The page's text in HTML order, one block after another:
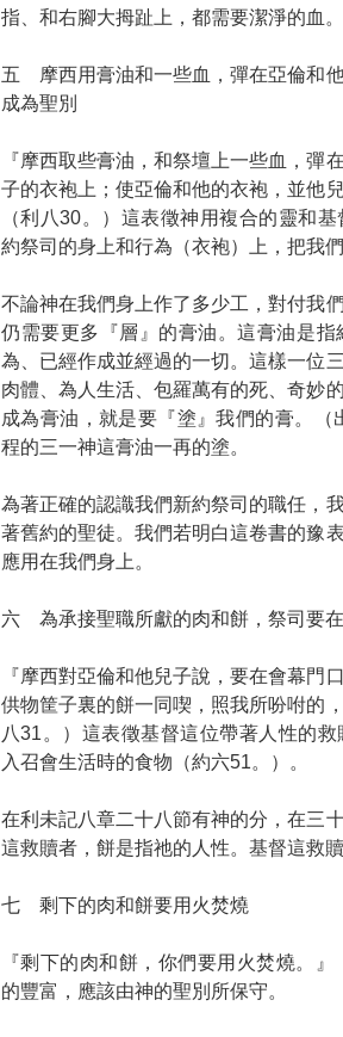
指、和右腳大拇趾上，都需要潔淨的血。
五 摩西用膏油和一些血，彈在亞倫和
成為聖別
『摩西取些膏油，和祭壇上一些血，彈
子的衣袍上；使亞倫和他的衣袍，並他
（利八30。）這表徵神用複合的靈和
約祭司的身上和行為（衣袍）上，把我
不論神在我們身上作了多少工，對付我
仍需要更多『層』的膏油。這膏油是
為、已經作成並經過的一切。這樣一位
肉體、為人生活、包羅萬有的死、奇妙
成為膏油，就是要『塗』我們的膏。
程的三一神這膏油一再的塗。
為著正確的認識我們新約祭司的職任，
著舊約的聖徒。我們若明白這卷書的豫
應用在我們身上。
六 為承接聖職所獻的肉和餅，祭司要
『摩西對亞倫和他兒子說，要在會幕門
供物筐子裏的餅一同喫，照我所吩咐的
八31。）這表徵基督這位帶著人性的
入召會生活時的食物（約六51。）。
在利未記八章二十八節有神的分，在三
這救贖者，餅是指祂的人性。基督這救
七 剩下的肉和餅要用火焚燒
『剩下的肉和餅，你們要用火焚燒。
的豐富，應該由神的聖別所保守。